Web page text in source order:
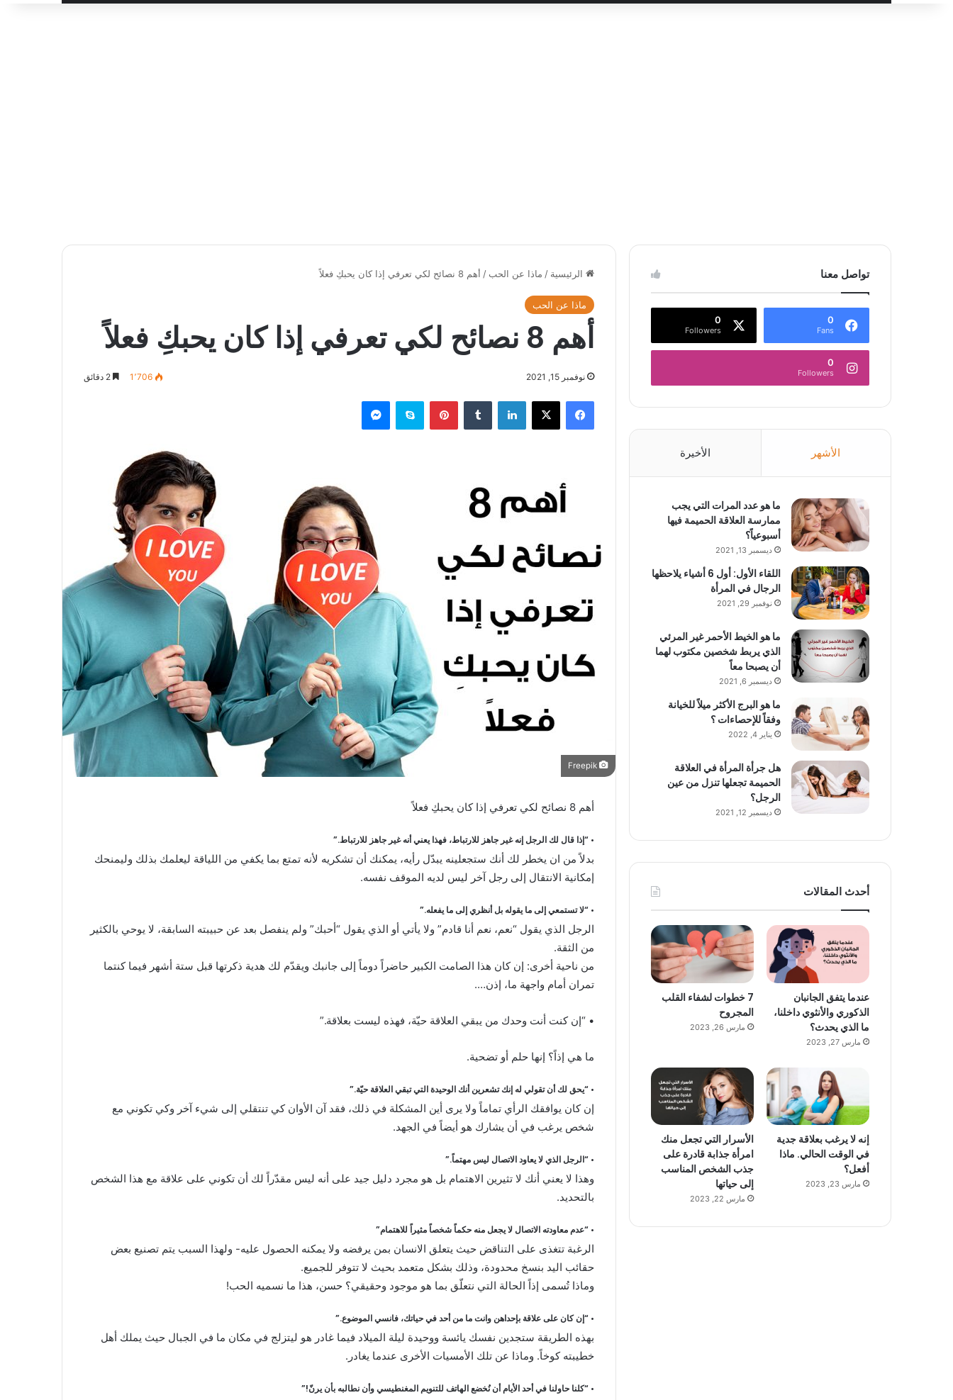
عن
الرئيسية / ماذا عن الحب / أهم 8 نصائح لكي تعرفي إذا كان يحبكِ فعلاً
ماذا عن الحب
أهم 8 نصائح لكي تعرفي إذا كان يحبكِ فعلاً
نوفمبر 15, 2021 1٬706
فيسبوك X لينكدإن بينتيريستسكايب ماسنجر
أهم 8 نصائح لكي تعرفي إذا كان يحبكِ فعلاً
• “إذا قال لك الرجل إنه غير جاهز للارتباط، فهذا يعني أنه غير جاهز للارتباط.”
بدلاً من ان يخطر لك أنك ستجعلينه يبدّل رأيه، يمكنك أن تشكريه لأنه تمتع بما يكفي من اللياقة ليعلمك بذلك وليمنحك
إمكانية الانتقال إلى رجل آخر ليس لديه الموقف نفسه.
• “لا تستمعي إلى ما يقوله بل أنظري إلى ما يفعله.”
الرجل الذي يقول “نعم، نعم أنا قادم” ولا يأتي أو الذي يقول “أحبك” ولم ينفصل بعد عن حبيبته السابقة، لا يوحي بالكثير
من الثقة.
من ناحية أخرى: إن كان هذا الصامت الكبير حاضراً دوماً إلى جانبك ويقدّم لك هدية ذكرتها قبل ستة أشهر فيما كنتما
تمران أمام واجهة ما، إذن….
• “إن كنت أنت وحدك من يبقي العلاقة حيّة، فهذه ليست بعلاقة.”
ما هي إذاً؟ إنها حلم أو تضحية.
• “يحق لك أن تقولي له إنك تشعرين أنك الوحيدة التي تبقي العلاقة حيّة.”
إن كان يوافقك الرأي تماماً ولا يرى أين المشكلة في ذلك، فقد آن الأوان كي تنتقلي إلى شيء آخر وكي تكوني مع
شخص يرغب في أن يشارك هو أيضاً في الجهد.
• “الرجل الذي لا يعاود الاتصال ليس مهتماً.”
وهذا لا يعني أنك لا تثيرين الاهتمام بل هو مجرد دليل جيد على أنه ليس مقدّراً لك أن تكوني على علاقة مع هذا الشخص
بالتحديد.
• “عدم معاودته الاتصال لا يجعل منه حكماً شخصاً مثيراً للاهتمام”
الرغبة تتغذى على التناقض حيث يتعلق الانسان بمن يرفضه ولا يمكنه الحصول عليه- ولهذا السبب يتم تصنيع بعض
حقائب اليد بنسخ محدودة، وذلك بشكل متعمد بحيث لا تتوفر للجميع.
وماذا تُسمى إذاً الحالة التي نتعلّق بما هو موجود وحقيقي؟ حسن، هذا ما نسميه الحب!
• “إن كان على علاقة بإحداهن وانت ما من أحد في حياتك، فانسي الموضوع.”
بهذه الطريقة ستجدين نفسك يائسة ووحيدة ليلة الميلاد فيما غادر هو ليتزلج في مكان ما في الجبال حيث يملك أهل
خطيبته كوخاً. وماذا عن تلك الأمسيات الأخرى عندما يغادر.
• “كلنا حاولنا في أحد الأيام أن نُخضع الهاتف للتنويم المغنطيسي وأن نطالبه بأن يرنّ!”
تواصل معنا
0
Fans
0
Followers
0
Followers
الأشهر الأخيرة
ما هو عدد المرات التي يجب
ممارسة العلاقة الحميمة فيها
أسبوعياً؟
ديسمبر 13, 2021
اللقاء الأول: أول 6 أشياء يلاحظها
الرجال في المرأة
نوفمبر 29, 2021
ما هو الخيط الأحمر غير المرئي
الذي يربط شخصين مكتوب لهما
أن يصبحا معاً
ديسمبر 6, 2021
ما هو البرج الأكثر ميلاً للخيانة
وفقاً للإحصاءات ؟
يناير 4, 2022
هل جرأة المرأة في العلاقة
الحميمة تجعلها تنزل من عين
الرجل؟
ديسمبر 12, 2021
أحدث المقالات
عندما يتفق الجانبان
الذكوري والأنثوي داخلنا،
ما الذي يحدث؟
مارس 27, 2023
7 خطوات لشفاء القلب
المجروح
مارس 26, 2023
إنه لا يرغب بعلاقة جدية
في الوقت الحالي. ماذا
أفعل؟
مارس 23, 2023
الأسرار التي تجعل منك
امرأة جذابة قادرة على
جذب الشخص المناسب
إلى حياتها
مارس 22, 2023